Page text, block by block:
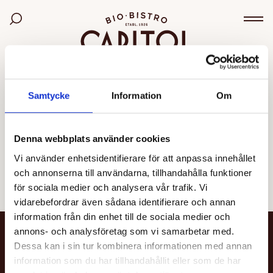
Samtycke Information Om
Denna webbplats använder cookies
Vi använder enhetsidentifierare för att anpassa innehållet
och annonserna till användarna, tillhandahålla funktioner
för sociala medier och analysera vår trafik. Vi
vidarebefordrar även sådana identifierare och annan
information från din enhet till de sociala medier och
annons- och analysföretag som vi samarbetar med.
Dessa kan i sin tur kombinera informationen med annan
information som du har tillhandahållit eller som de har
Bio Capitol
Sök bland filmer
OGILTIG VISNING
längre att boka.
Se alla filmer
NYHETSBREV